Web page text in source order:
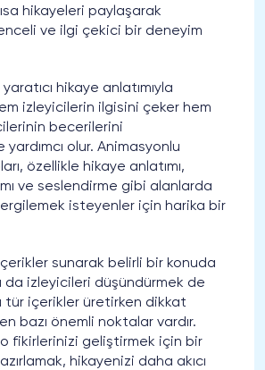
hikayeleri paylaşarak
ve ilgi çekici bir deneyim
hikaye anlatımıyla
izleyicilerin ilgisini çeker hem
becerilerini
olur. Animasyonlu
özellikle hikaye anlatımı,
ve seslendirme gibi alanlarda
isteyenler için harika bir
sunarak belirli bir konuda
da izleyicileri düşündürmek de
tür içerikler üretirken dikkat
bazı önemli noktalar vardır.
fikirlerinizi geliştirmek için bir
hikayenizi daha akıcı